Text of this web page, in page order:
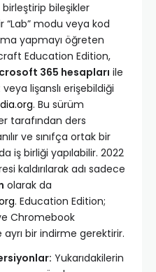
bileşikler
modu veya kod
yapmayı öğreten
Education Edition,
365 hesapları ile
lişanslı erişebildiği
. Bu sürüm
tarafından ders
ve sınıfça ortak bir
iş birliği yapılabilir. 2022
kaldırılarak adı sadece
olarak da
. Education Edition;
Chromebook
ayrı bir indirme gerektirir.
Yukarıdakilerin